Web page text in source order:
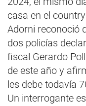
casa en el
Adorni reconoció
dos policías
fiscal Gerardo
de este año y
les debe todavía
Un interrogante